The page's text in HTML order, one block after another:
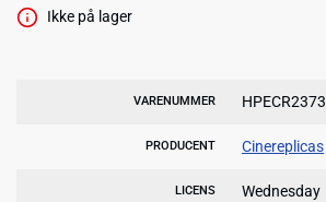
Ikke på lager
VARENUMMER HPECR2373
PRODUCENT Cinereplicas
LICENS Wednesday